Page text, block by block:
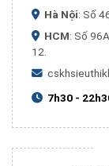
Hà Nội: Số
HCM: Số
12.
7h30 -